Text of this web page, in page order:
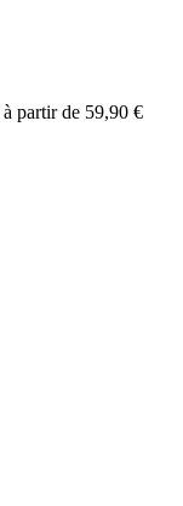
à partir de 59,90 €